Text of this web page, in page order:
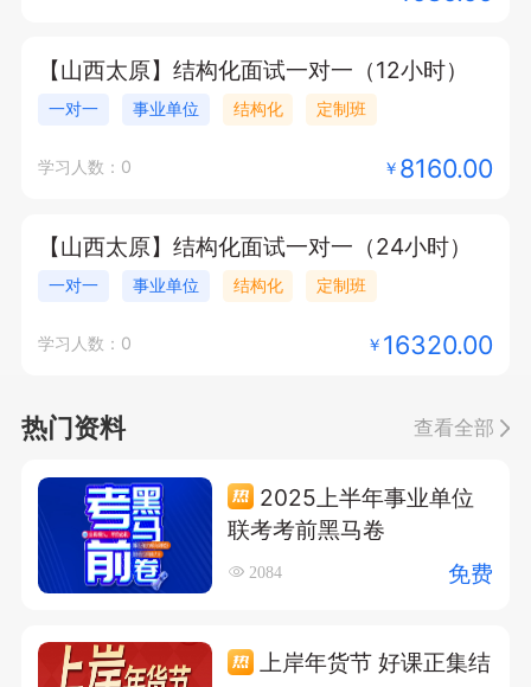
【山西太原】结构化面试一对一（12小时）
一对一 事业单位 结构化 定制班
学习人数：0 ￥ 8160.00
【山西太原】结构化面试一对一（24小时）
一对一 事业单位 结构化 定制班
学习人数：0 ￥ 16320.00
热门资料 查看全部
2025上半年事业单位
联考考前黑马卷
2084 免费
上岸年货节 好课正集结